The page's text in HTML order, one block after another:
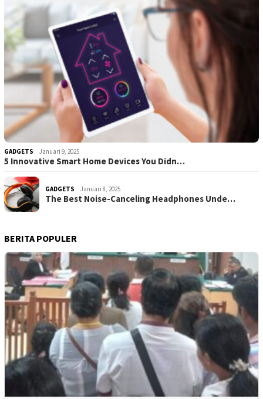
GADGETS Januari 9, 2025
5 Innovative Smart Home Devices You Didn…
GADGETS Januari 8, 2025
The Best Noise-Canceling Headphones Unde…
BERITA POPULER